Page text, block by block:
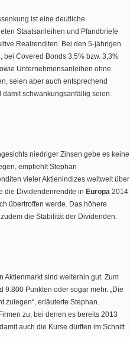
ist eine deutliche
Staatsanleihen und Pfandbriefe
Realrenditen. Bei den 5-jährigen
Covered Bonds 3,5% bzw. 3,3%
Unternehmensanleihen ohne
seien aber auch entsprechend
schwankungsanfällig seien.
niedriger Zinsen gebe es keine
empfiehlt Stephan
vieler Aktienindizes weltweit über
die Dividendenrendite in Europa 2014
übertroffen werde. Das höhere
die Stabilität der Dividenden.
Aktienmarkt sind weiterhin gut. Zum
Punkten oder sogar mehr. „Die
zulegen“, erläuterte Stephan.
zu, bei denen es bereits 2013
auch die Kurse dürften im Schnitt